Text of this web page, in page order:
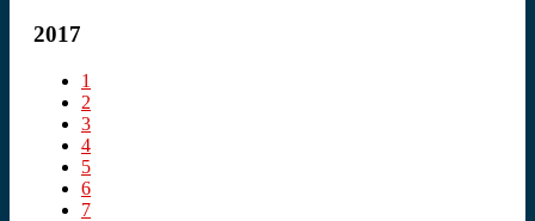
2017
1
2
3
4
5
6
7